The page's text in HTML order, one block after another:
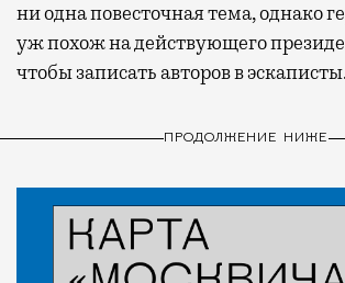
ни одна повесточная тема, однако
уж похож на действующего
чтобы записать авторов в эскаписты.
ПРОДОЛЖЕНИЕ НИЖЕ